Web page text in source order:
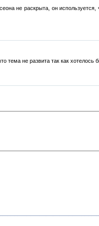
не раскрыта, он используется,
тема не развита так как хотелось